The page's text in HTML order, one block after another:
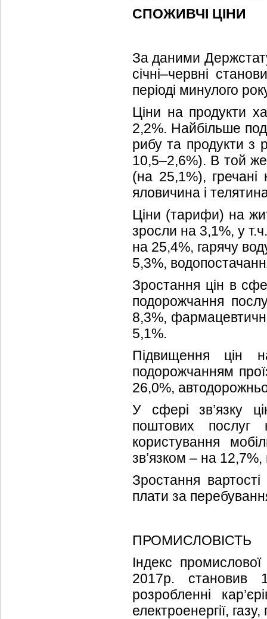
СПОЖИВЧІ ЦІНИ
За даними
січні–червні
періоді минулого
Ціни на продукти
2,2%. Найбільше
рибу та продукти з
10,5–2,6%). В той
(на 25,1%),
яловичина і
Ціни (тарифи) на
зросли на 3,1%, у
на 25,4%, гарячу
5,3%,
Зростання цін в
подорожчання
8,3%,
5,1%.
Підвищення цін
подорожчанням
26,0%,
У сфері зв’язку
поштових послуг
користування
зв’язком – на
Зростання
плати за
ПРОМИСЛОВІСТЬ
Індекс промислової
2017р. становив
розробленні
електроенергії,